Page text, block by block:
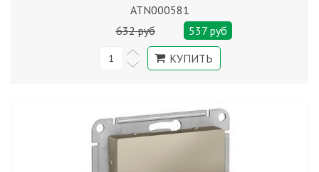
ATN000581
632 руб
537 руб